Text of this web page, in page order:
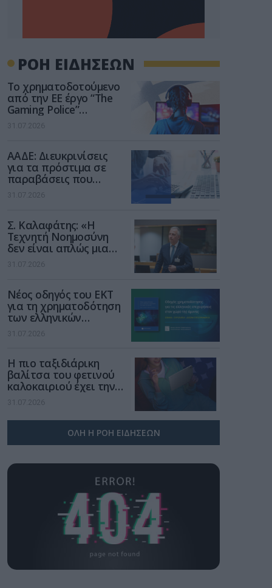
ΡΟΗ ΕΙΔΗΣΕΩΝ
Το χρηματοδοτούμενο
από την ΕΕ έργο “The
Gaming Police”
ενισχύει την ασφάλεια
των παιδιών στο
31.07.2026
ΑΑΔΕ: Διευκρινίσεις
για τα πρόστιμα σε
παραβάσεις που
αφορούν τους ΦΗΜ
31.07.2026
Σ. Καλαφάτης: «Η
Τεχνητή Νοημοσύνη
δεν είναι απλώς μια
νέα τεχνολογία, είναι
μια νέα βιομηχανική
31.07.2026
Νέος οδηγός του ΕΚΤ
για τη χρηματοδότηση
των ελληνικών
επιχειρήσεων στον
χώρο της άμυνας
31.07.2026
Η πιο ταξιδιάρικη
βαλίτσα του φετινού
καλοκαιριού έχει την
υπογραφή της Xiaomi
31.07.2026
ΟΛΗ Η ΡΟΗ ΕΙΔΗΣΕΩΝ